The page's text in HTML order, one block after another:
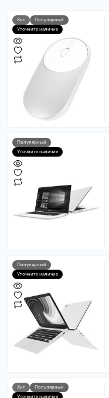
Хит
Популярный
Уточните наличие
Популярный
Уточните наличие
Популярный
Уточните наличие
Хит
Популярный
Уточните наличие